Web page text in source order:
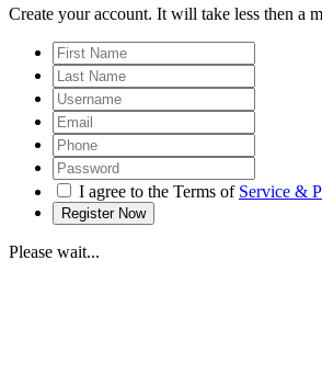
Create your account. It will take less then a
I agree to the Terms of Service &
Please wait...